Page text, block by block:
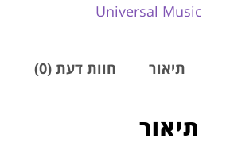
Universal Music
תיאור חוות דעת (0)
תיאור